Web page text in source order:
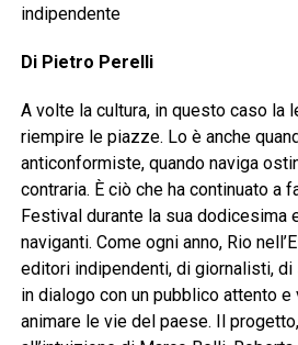
indipendente
Di Pietro Perelli
A volte la cultura, in questo caso la
riempire le piazze. Lo è anche
anticonformiste, quando naviga
contraria. È ciò che ha continuato a
Festival durante la sua dodicesima
naviganti. Come ogni anno, Rio
editori indipendenti, di giornalisti,
in dialogo con un pubblico attento e
animare le vie del paese. Il